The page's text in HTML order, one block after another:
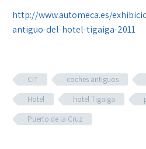
http://www.automeca.es/
antiguo-del-hotel-tigaiga-2011
CIT coches antiguos
Hotel
hotel Tigaiga
Puerto de la Cruz